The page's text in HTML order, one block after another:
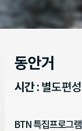
동안거
시간: 별도편
BTN 특집프로그램